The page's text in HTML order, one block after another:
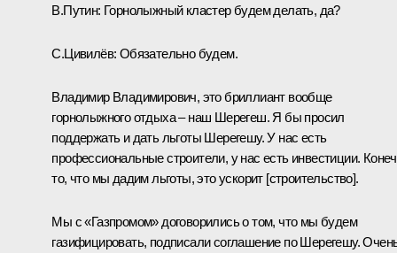
В.Путин: Горнолыжный кластер будем делать, да?
С.Цивилёв: Обязательно будем.
Владимир Владимирович, это бриллиант вообще
горнолыжного отдыха – наш Шерегеш. Я бы просил
поддержать и дать льготы Шерегешу. У нас есть
профессиональные строители, у нас есть инвестиции.
то, что мы дадим льготы, это ускорит [строительство].
Мы с «Газпромом» договорились о том, что мы будем
газифицировать, подписали соглашение по Шерегешу.